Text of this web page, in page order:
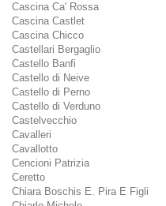
Cascina Ca' Rossa
Cascina Castlet
Cascina Chicco
Castellari Bergaglio
Castello Banfi
Castello di Neive
Castello di Perno
Castello di Verduno
Castelvecchio
Cavalleri
Cavallotto
Cencioni Patrizia
Ceretto
Chiara Boschis E. Pira E Figli